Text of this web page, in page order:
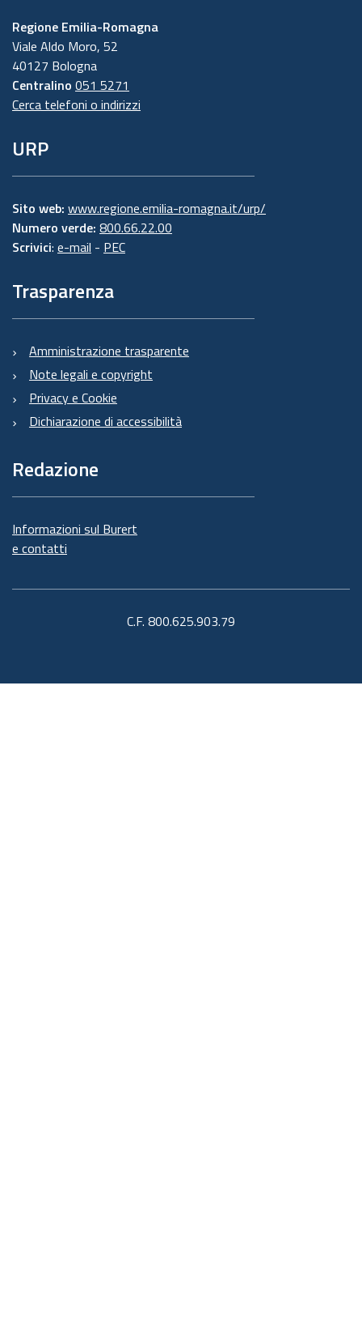
Regione Emilia-Romagna
Viale Aldo Moro, 52
40127 Bologna
Centralino 051 5271
Cerca telefoni o indirizzi
URP
Sito web: www.regione.emilia-romagna.it/urp/
Numero verde: 800.66.22.00
Scrivici: e-mail - PEC
Trasparenza
Amministrazione trasparente
Note legali e copyright
Privacy e Cookie
Dichiarazione di accessibilità
Redazione
Informazioni sul Burert
e contatti
C.F. 800.625.903.79